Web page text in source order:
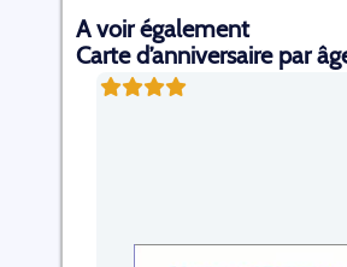
A voir également
Carte d’anniversaire par